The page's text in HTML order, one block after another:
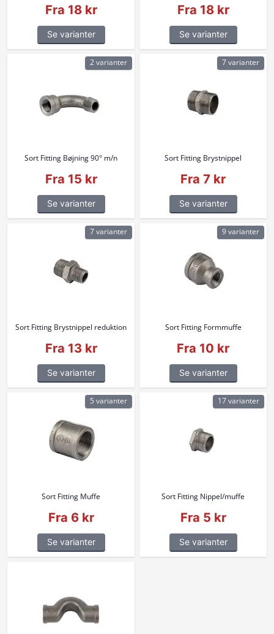
Fra 18 kr
Se varianter
Fra 18 kr
Se varianter
Sort Fitting Bøjning 90° m/n
Fra 15 kr
Se varianter
2 varianter
Sort Fitting Brystnippel
Fra 7 kr
Se varianter
7 varianter
Sort Fitting Brystnippel reduktion
Fra 13 kr
Se varianter
7 varianter
Sort Fitting Formmuffe
Fra 10 kr
Se varianter
9 varianter
Sort Fitting Muffe
Fra 6 kr
Se varianter
5 varianter
Sort Fitting Nippel/muffe
Fra 5 kr
Se varianter
17 varianter